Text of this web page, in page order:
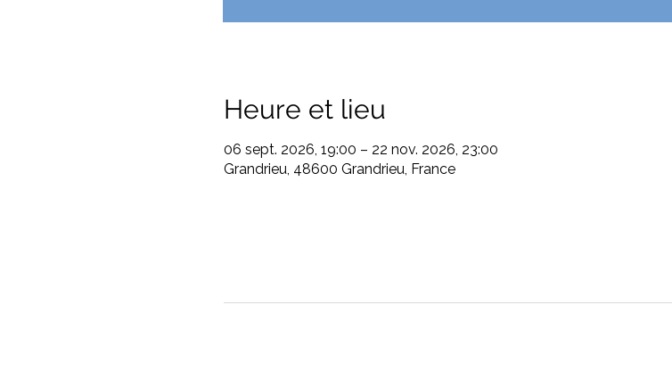
Heure et lieu
06 sept. 2026, 19:00 – 22 nov. 2026, 23:00
Grandrieu, 48600 Grandrieu, France